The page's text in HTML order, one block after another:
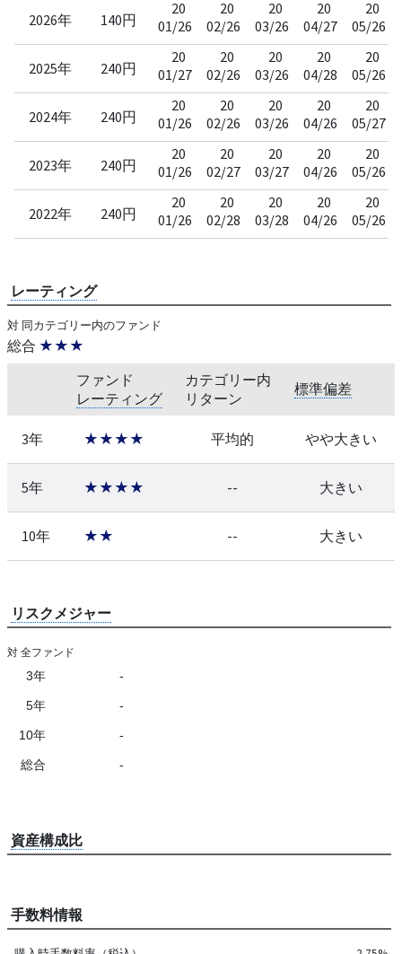
2026年 140円
20
01/26
20
02/26
20
03/26
20
04/27
20
05/26
2025年 240円
20
01/27
20
02/26
20
03/26
20
04/28
20
05/26
2024年 240円
20
01/26
20
02/26
20
03/26
20
04/26
20
05/27
2023年 240円
20
01/26
20
02/27
20
03/27
20
04/26
20
05/26
2022年 240円
20
01/26
20
02/28
20
03/28
20
04/26
20
05/26
レーティング
対 同カテゴリー内のファンド
総合 ★★★
ファンド
レーティング
カテゴリー内
リターン
標準偏差
3年 ★★★★ 平均的 やや大きい
5年 ★★★★ -- 大きい
10年 ★★ -- 大きい
リスクメジャー
対 全ファンド
3年 -
5年 -
10年 -
総合 -
資産構成比
手数料情報